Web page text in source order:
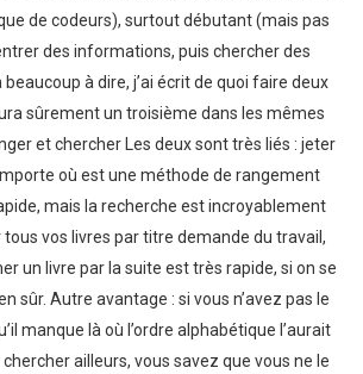
de codeurs), surtout débutant (mais pas
des informations, puis chercher des
à dire, j’ai écrit de quoi faire deux
sûrement un troisième dans les mêmes
et chercher Les deux sont très liés : jeter
où est une méthode de rangement
mais la recherche est incroyablement
tous vos livres par titre demande du travail,
un livre par la suite est très rapide, si on se
sûr. Autre avantage : si vous n’avez pas le
manque là où l’ordre alphabétique l’aurait
ailleurs, vous savez que vous ne le
Facebook Twitter E-mail